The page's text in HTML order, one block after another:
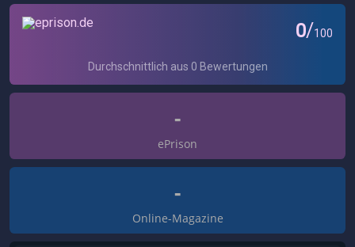
-
ePrison
-
Online-Magazine